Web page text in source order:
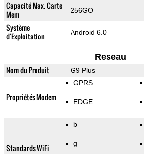
Capacité Max. Carte
Mem
256GO
Système
d'Exploitation
Android 6.0
Reseau
Nom du Produit G9 Plus
Propriétés Modem
GPRS
EDGE
Standards WiFi
b
g